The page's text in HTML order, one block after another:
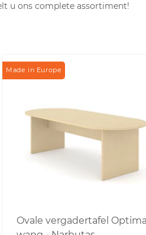
u ons complete assortiment!
Made in Europe
Ovale vergadertafel Optima